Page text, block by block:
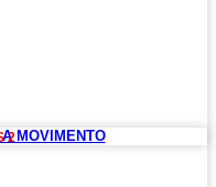
MOVIMENTO
2